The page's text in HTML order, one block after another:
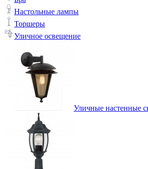
Настольные лампы
Торшеры
Уличное освещение
Уличные настенные